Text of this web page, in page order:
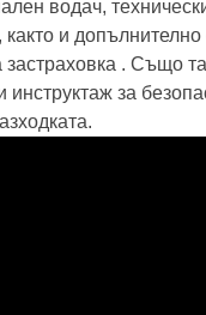
водач,
и допълнително
застраховка . Също
инструктаж за